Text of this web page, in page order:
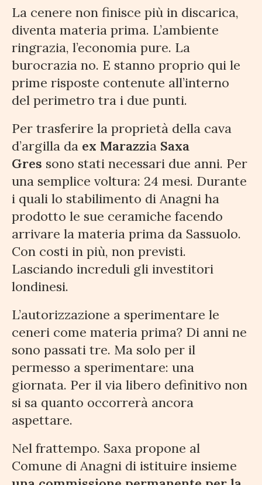
La cenere non finisce più in discarica,
diventa materia prima. L’ambiente
ringrazia, l’economia pure. La
burocrazia no. E stanno proprio qui le
prime risposte contenute all’interno
del perimetro tra i due punti.
Per trasferire la proprietà della cava
d’argilla da ex Marazzia Saxa
Gres sono stati necessari due anni. Per
una semplice voltura: 24 mesi. Durante
i quali lo stabilimento di Anagni ha
prodotto le sue ceramiche facendo
arrivare la materia prima da Sassuolo.
Con costi in più, non previsti.
Lasciando increduli gli investitori
londinesi.
L’autorizzazione a sperimentare le
ceneri come materia prima? Di anni ne
sono passati tre. Ma solo per il
permesso a sperimentare: una
giornata. Per il via libero definitivo non
si sa quanto occorrerà ancora
aspettare.
Nel frattempo. Saxa propone al
Comune di Anagni di istituire insieme